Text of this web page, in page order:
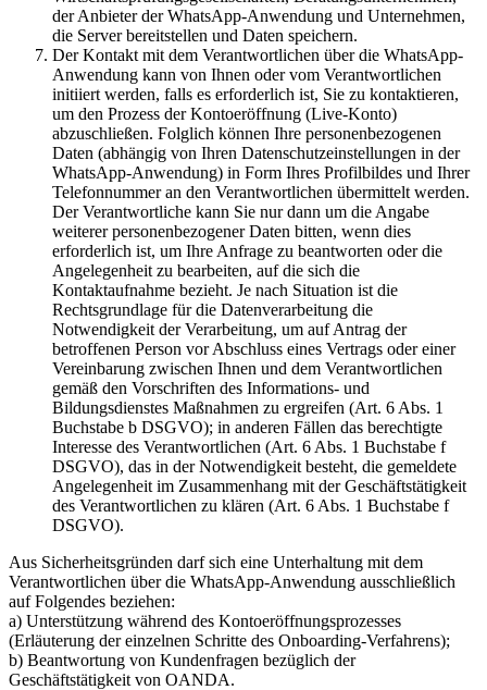
der Anbieter der WhatsApp-Anwendung und Unternehmen,
die Server bereitstellen und Daten speichern.
Der Kontakt mit dem Verantwortlichen über die WhatsApp-
Anwendung kann von Ihnen oder vom Verantwortlichen
initiiert werden, falls es erforderlich ist, Sie zu kontaktieren,
um den Prozess der Kontoeröffnung (Live-Konto)
abzuschließen. Folglich können Ihre personenbezogenen
Daten (abhängig von Ihren Datenschutzeinstellungen in der
WhatsApp-Anwendung) in Form Ihres Profilbildes und Ihrer
Telefonnummer an den Verantwortlichen übermittelt werden.
Der Verantwortliche kann Sie nur dann um die Angabe
weiterer personenbezogener Daten bitten, wenn dies
erforderlich ist, um Ihre Anfrage zu beantworten oder die
Angelegenheit zu bearbeiten, auf die sich die
Kontaktaufnahme bezieht. Je nach Situation ist die
Rechtsgrundlage für die Datenverarbeitung die
Notwendigkeit der Verarbeitung, um auf Antrag der
betroffenen Person vor Abschluss eines Vertrags oder einer
Vereinbarung zwischen Ihnen und dem Verantwortlichen
gemäß den Vorschriften des Informations- und
Bildungsdienstes Maßnahmen zu ergreifen (Art. 6 Abs. 1
Buchstabe b DSGVO); in anderen Fällen das berechtigte
Interesse des Verantwortlichen (Art. 6 Abs. 1 Buchstabe f
DSGVO), das in der Notwendigkeit besteht, die gemeldete
Angelegenheit im Zusammenhang mit der Geschäftstätigkeit
des Verantwortlichen zu klären (Art. 6 Abs. 1 Buchstabe f
DSGVO).
Aus Sicherheitsgründen darf sich eine Unterhaltung mit dem
Verantwortlichen über die WhatsApp-Anwendung ausschließlich
auf Folgendes beziehen:
a) Unterstützung während des Kontoeröffnungsprozesses
(Erläuterung der einzelnen Schritte des Onboarding-Verfahrens);
b) Beantwortung von Kundenfragen bezüglich der
Geschäftstätigkeit von OANDA.